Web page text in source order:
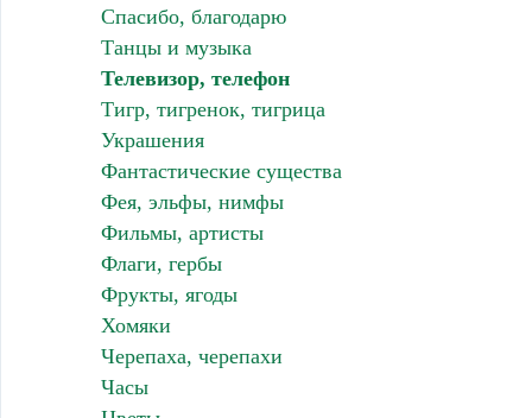
Спасибо, благодарю
Танцы и музыка
Телевизор, телефон
Тигр, тигренок, тигрица
Украшения
Фантастические существа
Фея, эльфы, нимфы
Фильмы, артисты
Флаги, гербы
Фрукты, ягоды
Хомяки
Черепаха, черепахи
Часы